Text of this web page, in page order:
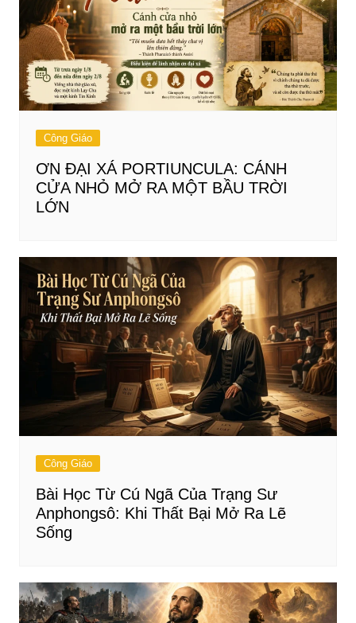
Công Giáo
ƠN ĐẠI XÁ PORTIUNCULA: CÁNH
CỬA NHỎ MỞ RA MỘT BẦU TRỜI
LỚN
Công Giáo
Bài Học Từ Cú Ngã Của Trạng Sư
Anphongsô: Khi Thất Bại Mở Ra Lẽ
Sống